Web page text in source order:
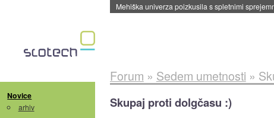
Evropska vesoljska agencija razvija svojo
Novice
arhiv
Forum » Sedem umetnosti »
Skupaj proti dolgčasu :)